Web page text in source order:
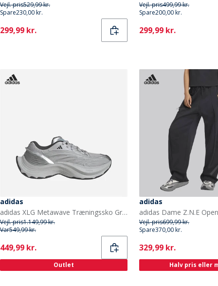
Vejl. pris529,99 kr.
Spare230,00 kr.
Current
299,99 kr.
Vejl. pris499,99 kr.
Spare200,00 kr.
Current
299,99 kr.
adidas
adidas XLG Metawave Træningssko Grey Two/Carbon Silver/Silver Metallic
Vejl. pris1.149,99 kr.
Var549,99 kr.
Current
449,99 kr.
Outlet
adidas
Vejl. pris699,99 kr.
Spare370,00 kr.
Current
329,99 kr.
Halv pris eller